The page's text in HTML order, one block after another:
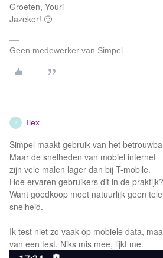
Groeten, Youri
Jazeker! 🙂
Geen medewerker van Simpel.
Ilex
Simpel maakt gebruik van het
Maar de snelheden van mobiel internet
zijn vele malen lager dan bij T-mobile.
Hoe ervaren gebruikers dit in de praktijk?
Want goedkoop moet natuurlijk geen
snelheid.
Ik test niet zo vaak op mobiele data,
van een test. Niks mis mee, lijkt me.